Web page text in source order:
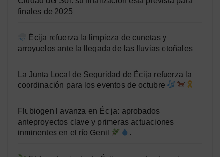
finales de 2025
Écija refuerza la limpieza de cunetas y
arroyuelos ante la llegada de las lluvias otoñales
La Junta Local de Seguridad de Écija refuerza la
coordinación para los eventos de octubre
Flubiogenil avanza en Écija: aprobados
anteproyectos clave y primeras actuaciones
inminentes en el río Genil
.